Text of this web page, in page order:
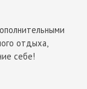
отдыха,
себе!